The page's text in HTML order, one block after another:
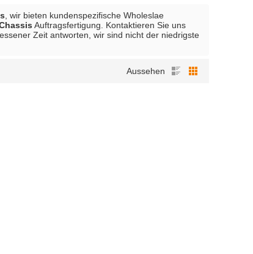
, wir bieten kundenspezifische Wholeslae
Auftragsfertigung. Kontaktieren Sie uns
Zeit antworten, wir sind nicht der niedrigste
Aussehen